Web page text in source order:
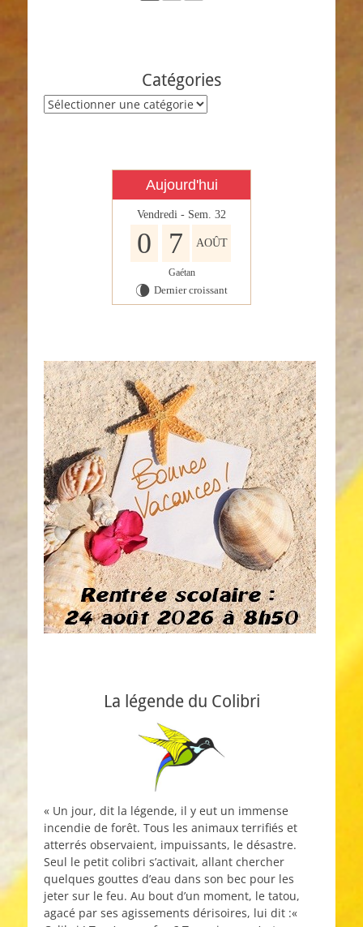
Catégories
Catégories
Aujourd'hui
Vendredi - Sem. 32
0 7 AOÛT
Gaétan
V Dernier croissant
La légende du Colibri
« Un jour, dit la légende, il y eut un immense
incendie de forêt. Tous les animaux terrifiés et
atterrés observaient, impuissants, le désastre.
Seul le petit colibri s’activait, allant chercher
quelques gouttes d’eau dans son bec pour les
jeter sur le feu. Au bout d’un moment, le tatou,
agacé par ses agissements dérisoires, lui dit :«